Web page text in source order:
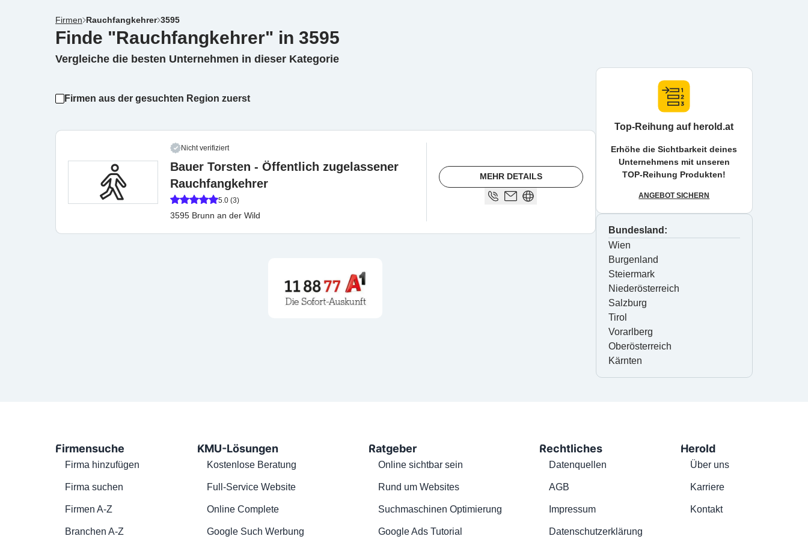
Firmen Rauchfangkehrer 3595
Finde "Rauchfangkehrer" in 3595
Vergleiche die besten Unternehmen in dieser Kategorie
Firmen aus der gesuchten Region zuerst
Nicht verifiziert
Bauer Torsten - Öffentlich zugelassener
Rauchfangkehrer
5.0 (3)
3595 Brunn an der Wild
MEHR DETAILS
Top-Reihung auf herold.at
Erhöhe die Sichtbarkeit deines
Unternehmens mit unseren
TOP-Reihung Produkten!
ANGEBOT SICHERN
Bundesland:
Wien
Burgenland
Steiermark
Niederösterreich
Salzburg
Tirol
Vorarlberg
Oberösterreich
Kärnten
Firmensuche
Firma hinzufügen
Firma suchen
Firmen A-Z
Branchen A-Z
KMU-Lösungen
Kostenlose Beratung
Full-Service Website
Online Complete
Google Such Werbung
Ratgeber
Online sichtbar sein
Rund um Websites
Suchmaschinen Optimierung
Google Ads Tutorial
Rechtliches
Datenquellen
AGB
Impressum
Datenschutzerklärung
Herold
Über uns
Karriere
Kontakt